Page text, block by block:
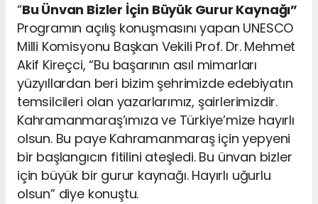
“Bu Ünvan Bizler İçin Büyük Gurur Kaynağı”
Programın açılış konuşmasını yapan UNESCO
Milli Komisyonu Başkan Vekili Prof. Dr. Mehmet
Akif Kireçci, “Bu başarının asıl mimarları
yüzyıllardan beri bizim şehrimizde edebiyatın
temsilcileri olan yazarlarımız, şairlerimizdir.
Kahramanmaraş’ımıza ve Türkiye’mize hayırlı
olsun. Bu paye Kahramanmaraş için yepyeni
bir başlangıcın fitilini ateşledi. Bu ünvan bizler
için büyük bir gurur kaynağı. Hayırlı uğurlu
olsun” diye konuştu.